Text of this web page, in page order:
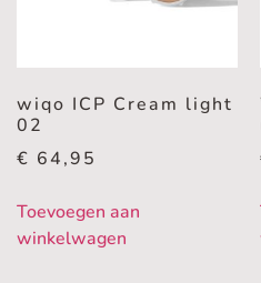
wiqo ICP Cream light
02
€ 64,95
Toevoegen aan
winkelwagen